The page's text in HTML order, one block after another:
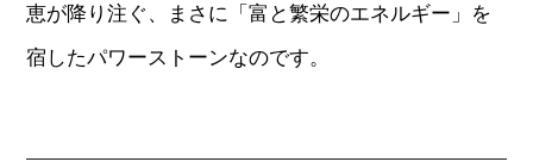
恵が降り注ぐ、まさに「富と繁栄のエネルギー」を
宿したパワーストーンなのです。